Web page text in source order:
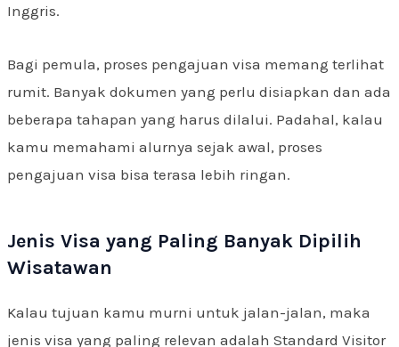
Inggris.
Bagi pemula, proses pengajuan visa memang terlihat
rumit. Banyak dokumen yang perlu disiapkan dan ada
beberapa tahapan yang harus dilalui. Padahal, kalau
kamu memahami alurnya sejak awal, proses
pengajuan visa bisa terasa lebih ringan.
Jenis Visa yang Paling Banyak Dipilih
Wisatawan
Kalau tujuan kamu murni untuk jalan-jalan, maka
jenis visa yang paling relevan adalah Standard Visitor